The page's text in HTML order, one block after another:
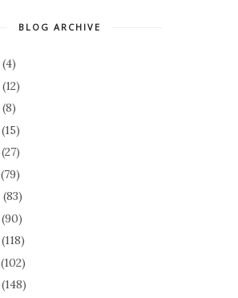
BLOG ARCHIVE
(4)
(12)
(8)
(15)
(27)
(79)
(83)
(90)
(118)
(102)
(148)